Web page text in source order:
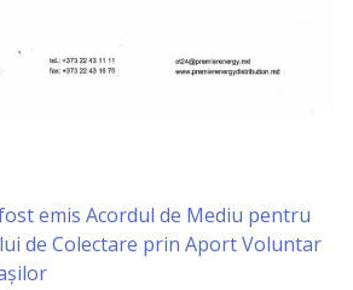
emis Acordul de Mediu pentru
de Colectare prin Aport Voluntar